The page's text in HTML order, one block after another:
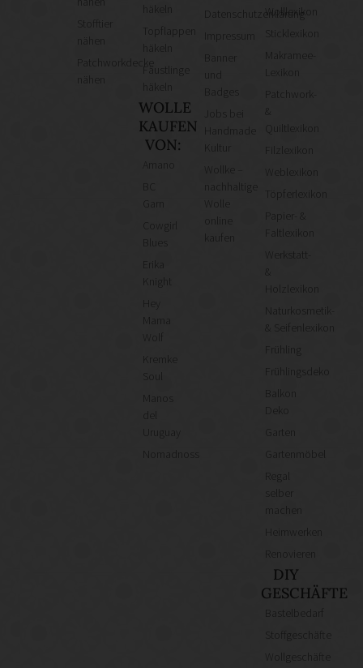
Stofftier
Patchworkdecke
häkeln
Topflappen
häkeln
Fäustlinge
häkeln
WOLLE
KAUFEN
VON:
Cowgirl
Knight
Mama
Wolf
Kremke
Manos
Uruguay
Nomadnoss
Datenschutzerklärung
Kultur
Wollke –
nachhaltige
kaufen
Wolllexikon
Sticklexikon
Makramee-
Lexikon
Patchwork-
&
Quiltlexikon
Filzlexikon
Weblexikon
Töpferlexikon
Papier- &
Faltlexikon
Werkstatt-
&
Holzlexikon
Naturkosmetik-
& Seifenlexikon
Frühling
Frühlingsdeko
Deko
Garten
Gartenmöbel
Regal
Heimwerken
DIY
GESCHÄFTE
Bastelbedarf
Stoffgeschäfte
Wollgeschäfte